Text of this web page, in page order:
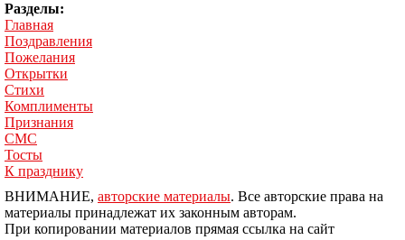
Разделы:
Главная
Поздравления
Пожелания
Открытки
Стихи
Комплименты
Признания
СМС
Тосты
К празднику
ВНИМАНИЕ, авторские материалы. Все авторские права на
материалы принадлежат их законным авторам.
При копировании материалов прямая ссылка на сайт